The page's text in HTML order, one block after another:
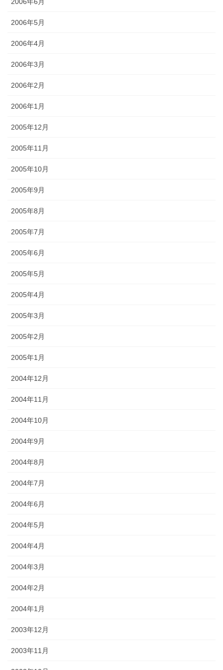
2006年5月
2006年4月
2006年3月
2006年2月
2006年1月
2005年12月
2005年11月
2005年10月
2005年9月
2005年8月
2005年7月
2005年6月
2005年5月
2005年4月
2005年3月
2005年2月
2005年1月
2004年12月
2004年11月
2004年10月
2004年9月
2004年8月
2004年7月
2004年6月
2004年5月
2004年4月
2004年3月
2004年2月
2004年1月
2003年12月
2003年11月